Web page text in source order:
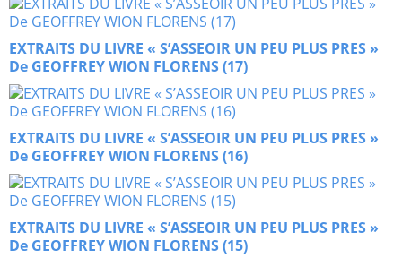
EXTRAITS DU LIVRE « S’ASSEOIR UN PEU PLUS PRES »
De GEOFFREY WION FLORENS (17)
EXTRAITS DU LIVRE « S’ASSEOIR UN PEU PLUS PRES »
De GEOFFREY WION FLORENS (16)
EXTRAITS DU LIVRE « S’ASSEOIR UN PEU PLUS PRES »
De GEOFFREY WION FLORENS (15)